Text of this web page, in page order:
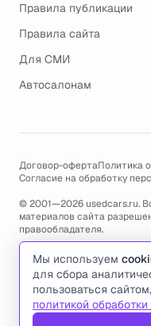
Правила публикации
Правила сайта
Для СМИ
Автосалонам
Договор-офертаПолитика
Согласие на обработку
© 2001—2026 usedcars.ru.
материалов сайта
правообладателя.
Пользуясь сайтом, вы
политикой обработки
По всем вопросам
и проблемами
support@usedcars.ruили
Мы используем
для сбора
пользоваться
политикой